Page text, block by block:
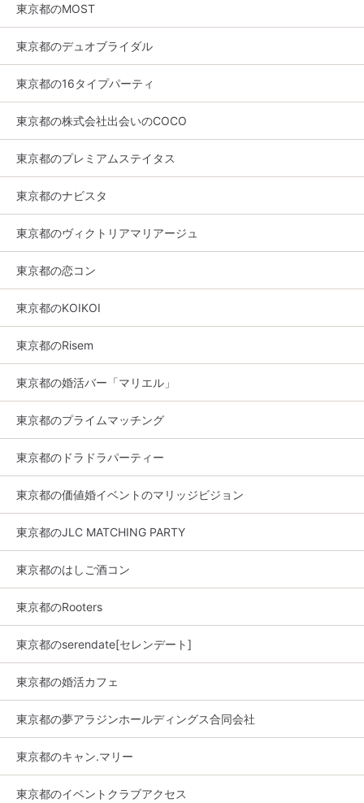
東京都のMOST
東京都のデュオブライダル
東京都の16タイプパーティ
東京都の株式会社出会いのCOCO
東京都のプレミアムステイタス
東京都のナビスタ
東京都のヴィクトリアマリアージュ
東京都の恋コン
東京都のKOIKOI
東京都のRisem
東京都の婚活バー「マリエル」
東京都のプライムマッチング
東京都のドラドラパーティー
東京都の価値婚イベントのマリッジビジョン
東京都のJLC MATCHING PARTY
東京都のはしご酒コン
東京都のRooters
東京都のserendate[セレンデート]
東京都の婚活カフェ
東京都の夢アラジンホールディングス合同会社
東京都のキャン.マリー
東京都のイベントクラブアクセス